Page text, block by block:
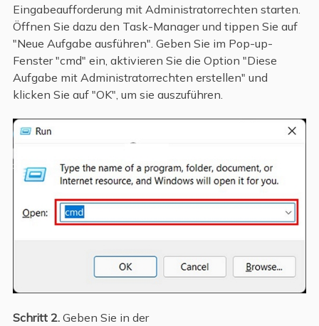
Eingabeaufforderung mit Administratorrechten starten.
Öffnen Sie dazu den Task-Manager und tippen Sie auf
"Neue Aufgabe ausführen". Geben Sie im Pop-up-
Fenster "cmd" ein, aktivieren Sie die Option "Diese
Aufgabe mit Administratorrechten erstellen" und
klicken Sie auf "OK", um sie auszuführen.
Schritt 2.Geben Sie in der